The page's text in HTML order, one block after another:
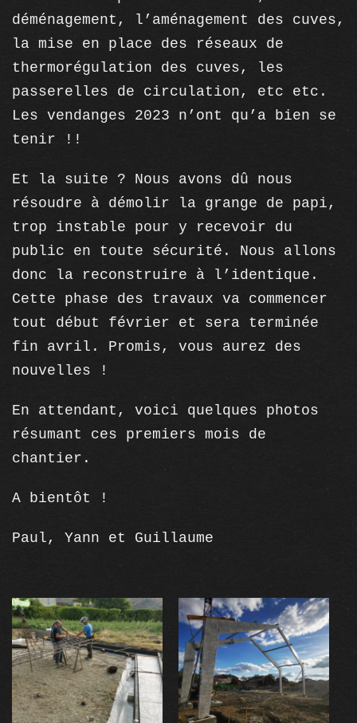
déménagement, l’aménagement des cuves,
la mise en place des réseaux de
thermorégulation des cuves, les
passerelles de circulation, etc etc.
Les vendanges 2023 n’ont qu’a bien se
tenir !!
Et la suite ? Nous avons dû nous
résoudre à démolir la grange de papi,
trop instable pour y recevoir du
public en toute sécurité. Nous allons
donc la reconstruire à l’identique.
Cette phase des travaux va commencer
tout début février et sera terminée
fin avril. Promis, vous aurez des
nouvelles !
En attendant, voici quelques photos
résumant ces premiers mois de
chantier.
A bientôt !
Paul, Yann et Guillaume